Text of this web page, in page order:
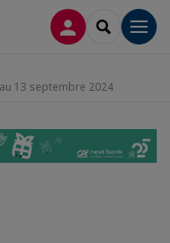
CONNEXION
13 septembre 2024